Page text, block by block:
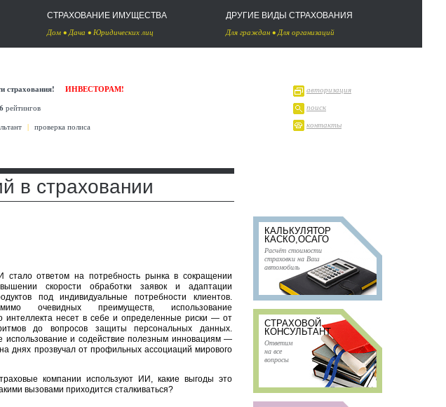
СТРАХОВАНИЕ ИМУЩЕСТВА
Дом •Дача • Юридических лиц
ДРУГИЕ ВИДЫ СТРАХОВАНИЯ
Для граждан •Для организаций
страхования!
ИНВЕСТОРАМ!
рейтингов
| проверка полиса
авторизация
поиск
контакты
в страховании
стало ответом на потребность рынка в сокращении
скорости обработки заявок и адаптации
под индивидуальные потребности клиентов.
очевидных преимуществ, использование
интеллекта несет в себе и определенные риски — от
до вопросов защиты персональных данных.
использование и содействие полезным инновациям —
днях прозвучал от профильных ассоциаций мирового
компании используют ИИ, какие выгоды это
вызовами приходится сталкиваться?
КАЛЬКУЛЯТОР
КАСКО,ОСАГО
Расчёт стоимости
страховки на Ваш
автомобиль
СТРАХОВОЙ
КОНСУЛЬТАНТ
Ответим
на все
вопросы